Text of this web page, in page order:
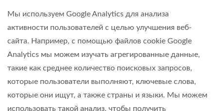
Мы используем Google Analytics для анализа
активности пользователей с целью улучшения веб-
сайта. Например, с помощью файлов cookie Google
Analytics мы можем изучать агрегированные данные,
такие как среднее количество поисковых запросов,
которые пользователи выполняют, ключевые слова,
которые они ищут, а также страны и языки. Мы можем
использовать такой анализ, чтобы получить